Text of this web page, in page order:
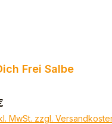
Frei Salbe
Preis:
MwSt. zzgl.